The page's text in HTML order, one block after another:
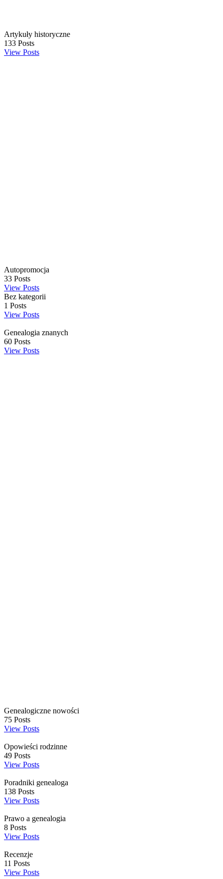
Artykuły historyczne
133 Posts
View Posts
Autopromocja
33 Posts
View Posts
Bez kategorii
1 Posts
View Posts
Genealogia znanych
60 Posts
View Posts
Genealogiczne nowości
75 Posts
View Posts
Opowieści rodzinne
49 Posts
View Posts
Poradniki genealoga
138 Posts
View Posts
Prawo a genealogia
8 Posts
View Posts
Recenzje
11 Posts
View Posts